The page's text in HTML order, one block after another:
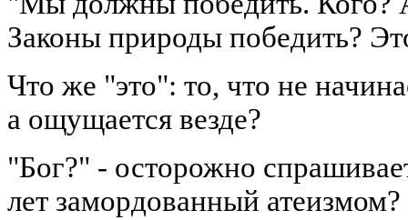
Законы природы победить?
Что же "это": то, что не
а ощущается везде?
"Бог?" - осторожно
лет замордованный атеизмом?